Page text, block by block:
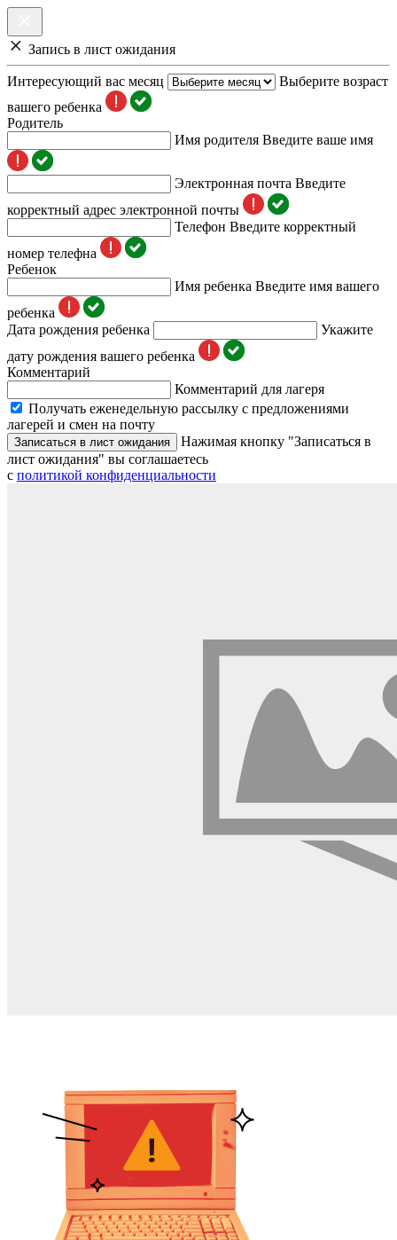
Запись в лист ожидания
Интересующий вас месяц
Выберите возраст
вашего ребенка
Родитель
Имя родителя Введите ваше имя
Электронная почта Введите
корректный адрес электронной почты
Телефон Введите корректный
номер телефна
Ребенок
Имя ребенка Введите имя вашего
ребенка
Дата рождения ребенка
Укажите
дату рождения вашего ребенка
Комментарий
Комментарий для лагеря
Получать еженедельную рассылку с предложениями
лагерей и смен на почту
Записаться в лист ожидания
Нажимая кнопку "Записаться в
лист ожидания" вы соглашаетесь
с политикой конфиденциальности